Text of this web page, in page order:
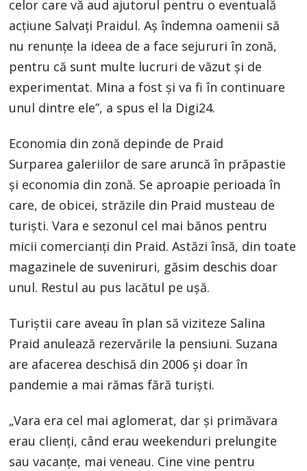
celor care vă aud ajutorul pentru o eventuală
acțiune Salvați Praidul. Aș îndemna oamenii să
nu renunțe la ideea de a face sejururi în zonă,
pentru că sunt multe lucruri de văzut și de
experimentat. Mina a fost și va fi în continuare
unul dintre ele”, a spus el la Digi24.
Economia din zonă depinde de Praid
Surparea galeriilor de sare aruncă în prăpastie
şi economia din zonă. Se aproapie perioada în
care, de obicei, străzile din Praid musteau de
turişti. Vara e sezonul cel mai bănos pentru
micii comercianţi din Praid. Astăzi însă, din toate
magazinele de suveniruri, găsim deschis doar
unul. Restul au pus lacătul pe uşă.
Turiştii care aveau în plan să viziteze Salina
Praid anulează rezervările la pensiuni. Suzana
are afacerea deschisă din 2006 şi doar în
pandemie a mai rămas fără turişti.
„Vara era cel mai aglomerat, dar şi primăvara
erau clienţi, când erau weekenduri prelungite
sau vacanţe, mai veneau. Cine vine pentru